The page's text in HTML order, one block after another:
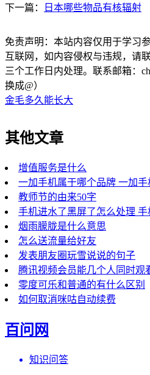
下一篇： 日本哪些物品有核辐射
免责声明：本站内容仅用于学习
互联网，如内容侵权与违规，请
三个工作日内处理。联系邮箱：
换成@）
金毛多久能长大
其他文章
增值服务是什么
一加手机属于哪个品牌 一加手
教师节的由来50字
手机进水了黑屏了怎么处理
烟雨朦胧是什么意思
怎么送流量给好友
发表朋友圈玩雪说说的句子
腾讯视频会员能几个人同时观
零度可乐和普通的有什么区别
如何取消咪咕自动续费
百问网
知识问答